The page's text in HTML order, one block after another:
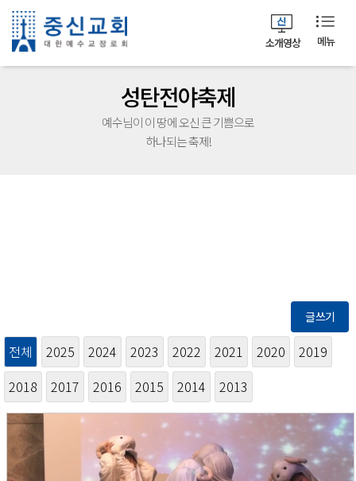
메뉴
소개영상
성탄전야축제
예수님이 이 땅에 오신 큰 기쁨으로
하나되는 축제!
글쓰기
전체 2025 2024 2023 2022 2021 2020
2019
2018
2017 2016 2015 2014 2013